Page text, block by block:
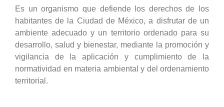
Es un organismo que defiende los derechos de los
habitantes de la Ciudad de México, a disfrutar de un
ambiente adecuado y un territorio ordenado para su
desarrollo, salud y bienestar, mediante la promoción y
vigilancia de la aplicación y cumplimiento de la
normatividad en materia ambiental y del ordenamiento
territorial.